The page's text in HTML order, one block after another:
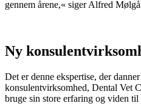
gennem årene,« siger Alfred
Ny
Det er denne ekspertise, der
konsulentvirksomhed, Dental Vet
bruge sin store erfaring og viden